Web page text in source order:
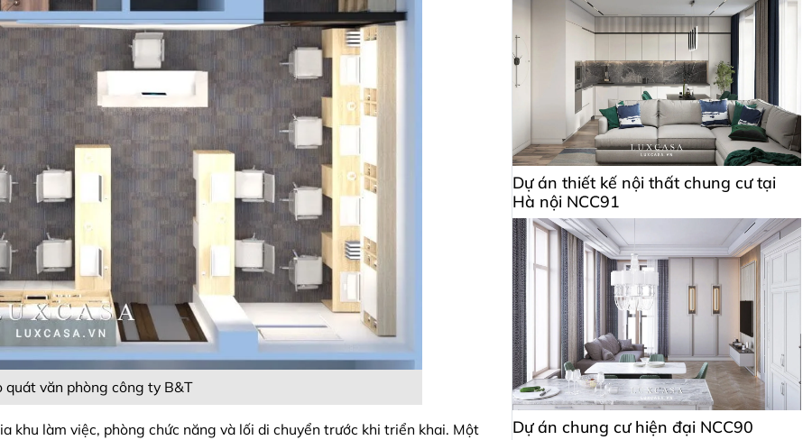
quát văn phòng công ty B&T
khu làm việc, phòng chức năng và lối di chuyển trước khi triển khai. Một
Dự án thiết kế nội thất chung cư tại
Hà nội NCC91
Dự án chung cư hiện đại NCC90